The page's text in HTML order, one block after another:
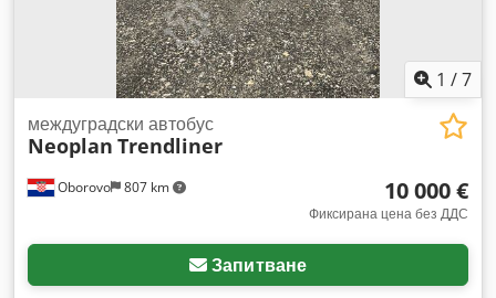
1 /7
Oborovo 807 km
междуградски автобус
Neoplan Trendliner
10 000 €
Фиксирана цена без ДДС
Запитване